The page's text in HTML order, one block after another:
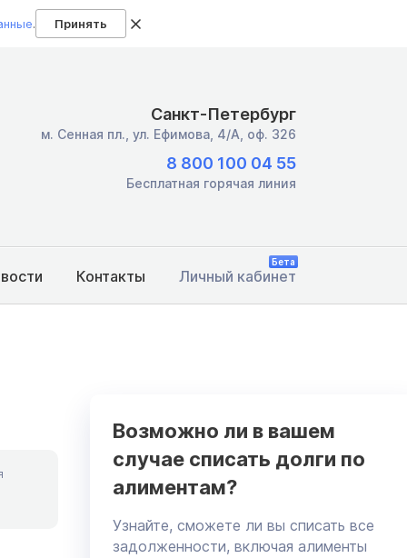
. Принять
Санкт-Петербург
м. Сенная пл., ул. Ефимова, 4/А, оф. 326
8 800 100 04 55
Бесплатная горячая линия
Контакты Личный кабинет
Бета
Возможно ли в вашем
случае списать долги по
алиментам?
Узнайте, сможете ли вы списать все
задолженности, включая алименты